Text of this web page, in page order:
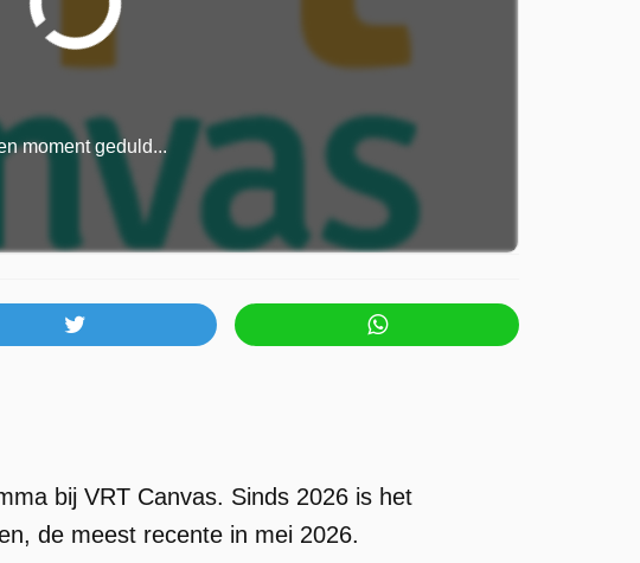
moment geduld...
bij VRT Canvas. Sinds 2026 is het
de meest recente in mei 2026.